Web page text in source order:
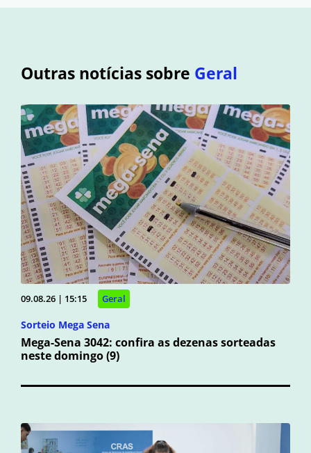
Outras notícias sobre Geral
09.08.26 | 15:15 Geral
Sorteio Mega Sena
Mega-Sena 3042: confira as dezenas sorteadas
neste domingo (9)